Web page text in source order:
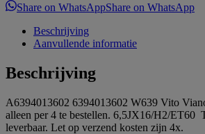
Share on WhatsAppShare on WhatsApp
Beschrijving
Aanvullende informatie
Beschrijving
A6394013602 6394013602 W639 Vito
alleen per 4 te bestellen. 6,5JX16/H2/ET60
leverbaar. Let op verzend kosten zijn 4x.